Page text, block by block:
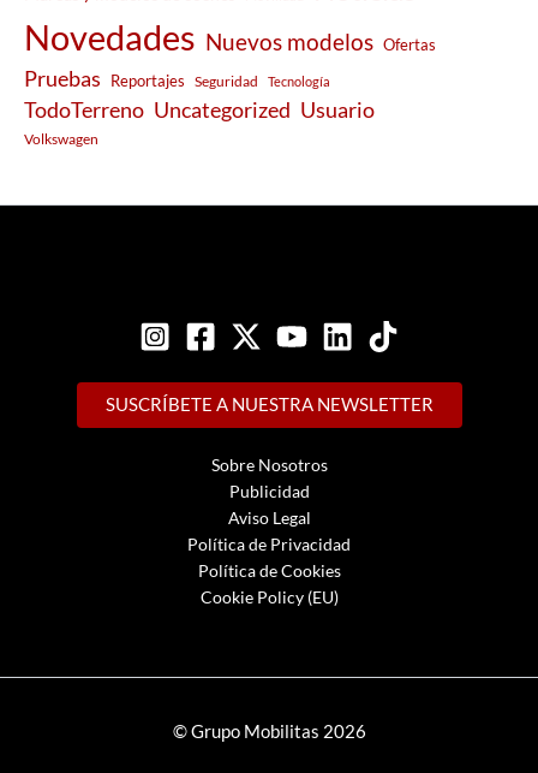
Novedades Nuevos modelos Ofertas
Pruebas Reportajes Seguridad Tecnología
TodoTerreno Uncategorized Usuario
Volkswagen
SUSCRÍBETE A NUESTRA NEWSLETTER
Sobre Nosotros
Publicidad
Aviso Legal
Política de Privacidad
Política de Cookies
Cookie Policy (EU)
© Grupo Mobilitas 2026